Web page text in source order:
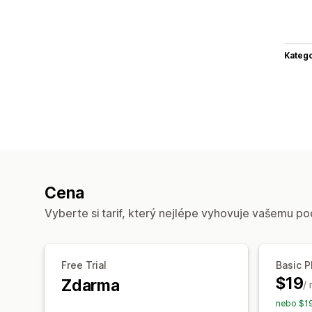
Cena
Vyberte si tarif, který nejlépe vyhovuje vašemu
Free Trial
Zdarma
Basic
$19/
nebo